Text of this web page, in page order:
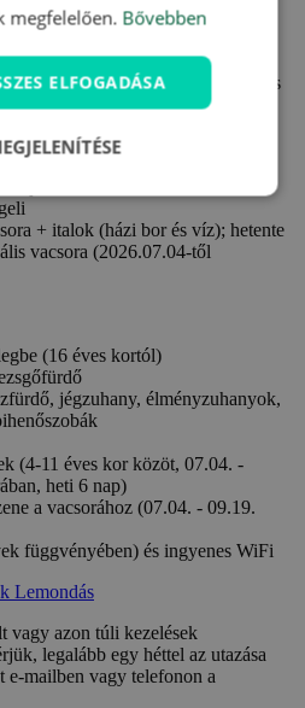
szobában a Blu Hotel Senales
+ italok (házi bor és víz); hetente
vacsora (2026.07.04-től
(16 éves kortól)
jégzuhany, élményzuhanyok,
(4-11 éves kor közöt, 07.04. -
heti 6 nap)
a vacsorához (07.04. - 09.19.
függvényében) és ingyenes WiFi
Lemondás
vagy azon túli kezelések
legalább egy héttel az utazása
mailben vagy telefonon a
megfelelően. Bővebben
ELFOGADÁSA